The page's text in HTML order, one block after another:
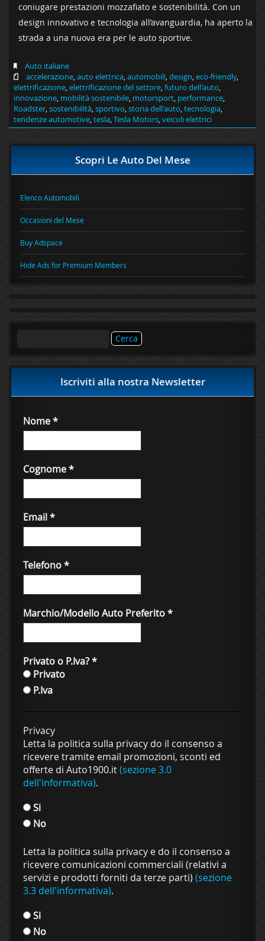
coniugare prestazioni mozzafiato e sostenibilità. Con un
design innovativo e tecnologia all’avanguardia, ha aperto la
strada a una nuova era per le auto sportive.
Auto italiane
accelerazione,auto elettrica,automobili,design,eco-friendly,
elettrificazione,elettrificazione del settore,futuro dell'auto,
innovazione, mobilità sostenibile, motorsport, performance,
Roadster,sostenibilità,sportivo,storia dell'auto,tecnologia,
tendenze automotive,tesla,Tesla Motors,veicoli elettrici
Scopri Le Auto Del Mese
Elenco Automobili
Occasioni del Mese
Buy Adspace
Hide Ads for Premium Members
Iscriviti alla nostra Newsletter
Nome*
Cognome*
Email*
Telefono*
Marchio/Modello Auto Preferito*
Privato o P.Iva?*
Privato
P.Iva
Privacy
Letta la politica sulla privacy do il consenso a
ricevere tramite email promozioni, sconti ed
offerte di Auto1900.it(sezione 3.0
dell'informativa).
Si
No
Letta la politica sulla privacy e do il consenso a
ricevere comunicazioni commerciali (relativi a
servizi e prodotti forniti da terze parti) (sezione
3.3 dell'informativa).
Si
No